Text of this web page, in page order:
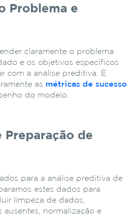
Problema e
claramente o problema
e os objetivos específicos
com a análise preditiva. É
as métricas de sucesso
do modelo.
Preparação de
para a análise preditiva de
estes dados para
limpeza de dados,
ausentes, normalização e